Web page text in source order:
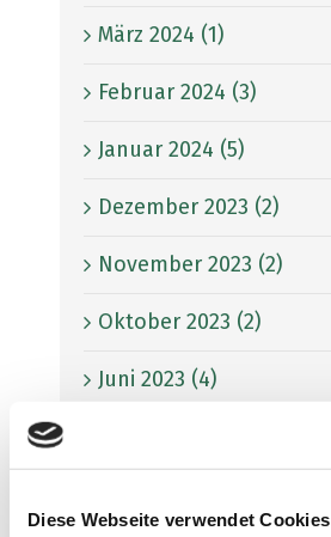
Diese Webseite verwendet Cookies
März 2024 (1)
Februar 2024 (3)
Januar 2024 (5)
Dezember 2023 (2)
November 2023 (2)
Oktober 2023 (2)
Juni 2023 (4)